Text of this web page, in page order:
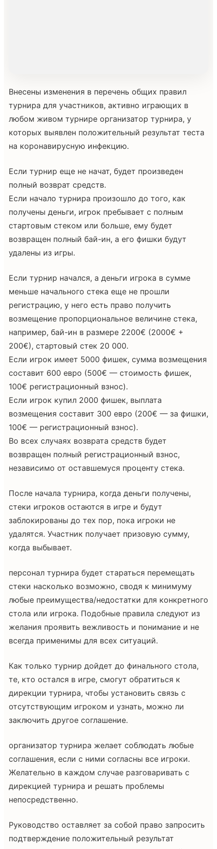
Внесены изменения в перечень общих правил
турнира для участников, активно играющих в
любом живом турнире организатор турнира, у
которых выявлен положительный результат теста
на коронавирусную инфекцию.
Если турнир еще не начат, будет произведен
полный возврат средств.
Если начало турнира произошло до того, как
получены деньги, игрок пребывает с полным
стартовым стеком или больше, ему будет
возвращен полный бай-ин, а его фишки будут
удалены из игры.
Если турнир начался, а деньги игрока в сумме
меньше начального стека еще не прошли
регистрацию, у него есть право получить
возмещение пропорциональное величине стека,
например, бай-ин в размере 2200€ (2000€ +
200€), стартовый стек 20 000.
Если игрок имеет 5000 фишек, сумма возмещения
составит 600 евро (500€ — стоимость фишек,
100€ регистрационный взнос).
Если игрок купил 2000 фишек, выплата
возмещения составит 300 евро (200€ — за фишки,
100€ — регистрационный взнос).
Во всех случаях возврата средств будет
возвращен полный регистрационный взнос,
независимо от оставшемуся проценту стека.
После начала турнира, когда деньги получены,
стеки игроков остаются в игре и будут
заблокированы до тех пор, пока игроки не
удалятся. Участник получает призовую сумму,
когда выбывает.
персонал турнира будет стараться перемещать
стеки насколько возможно, сводя к минимуму
любые преимущества/недостатки для конкретного
стола или игрока. Подобные правила следуют из
желания проявить вежливость и понимание и не
всегда применимы для всех ситуаций.
Как только турнир дойдет до финального стола,
те, кто остался в игре, смогут обратиться к
дирекции турнира, чтобы установить связь с
отсутствующим игроком и узнать, можно ли
заключить другое соглашение.
организатор турнира желает соблюдать любые
соглашения, если с ними согласны все игроки.
Желательно в каждом случае разговаривать с
дирекцией турнира и решать проблемы
непосредственно.
Руководство оставляет за собой право запросить
подтверждение положительный результат